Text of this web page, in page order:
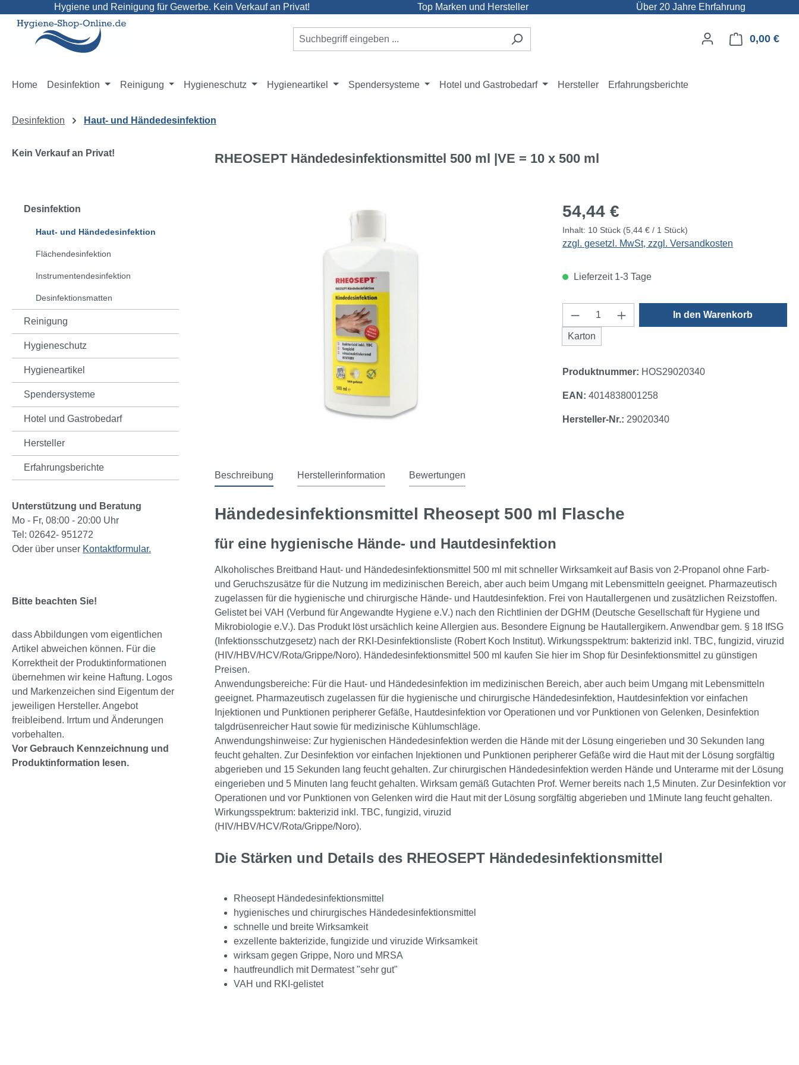
Hauptinhalt springen
Zur Suche springen
Zur Hauptnavigation springen
Hygiene und Reinigung für Gewerbe. Kein Verkauf an Privat! Top Marken und Hersteller Über 20 Jahre Ehrfahrung
0,00 €
Home Desinfektion Reinigung Hygieneschutz Hygieneartikel Spendersysteme Hotel und Gastrobedarf Hersteller Erfahrungsberichte
Desinfektion Haut- und Händedesinfektion
Kein Verkauf an Privat!
Desinfektion
Haut- und Händedesinfektion
Flächendesinfektion
Instrumentendesinfektion
Desinfektionsmatten
Reinigung
Hygieneschutz
Hygieneartikel
Spendersysteme
Hotel und Gastrobedarf
Hersteller
Erfahrungsberichte
Unterstützung und Beratung
Mo - Fr, 08:00 - 20:00 Uhr
Tel: 02642- 951272
Oder über unser Kontaktformular.
Bitte beachten Sie!
dass Abbildungen vom eigentlichen
Artikel abweichen können. Für die
Korrektheit der Produktinformationen
übernehmen wir keine Haftung. Logos
und Markenzeichen sind Eigentum der
jeweiligen Hersteller. Angebot
freibleibend. Irrtum und Änderungen
vorbehalten.
Vor Gebrauch Kennzeichnung und
Produktinformation lesen.
RHEOSEPT Händedesinfektionsmittel 500 ml |VE = 10 x 500 ml
Regulärer Preis:
54,44 €
Inhalt: 10 Stück (5,44 € / 1 Stück)
zzgl. gesetzl. MwSt, zzgl. Versandkosten
Lieferzeit 1-3 Tage
Produkt Anzahl: Gib den
Karton
In den Warenkorb
Produktnummer: HOS29020340
EAN:4014838001258
Hersteller-Nr.: 29020340
Beschreibung Herstellerinformation Bewertungen
Händedesinfektionsmittel Rheosept 500 ml Flasche
für eine hygienische Hände- und Hautdesinfektion
Alkoholisches Breitband Haut- und Händedesinfektionsmittel 500 ml mit schneller Wirksamkeit auf Basis von 2-Propanol ohne Farb-
und Geruchszusätze für die Nutzung im medizinischen Bereich, aber auch beim Umgang mit Lebensmitteln geeignet. Pharmazeutisch
zugelassen für die hygienische und chirurgische Hände- und Hautdesinfektion. Frei von Hautallergenen und zusätzlichen Reizstoffen.
Gelistet bei VAH (Verbund für Angewandte Hygiene e.V.) nach den Richtlinien der DGHM (Deutsche Gesellschaft für Hygiene und
Mikrobiologie e.V.). Das Produkt löst ursächlich keine Allergien aus. Besondere Eignung be Hautallergikern. Anwendbar gem. § 18 IfSG
(Infektionsschutzgesetz) nach der RKI-Desinfektionsliste (Robert Koch Institut). Wirkungsspektrum: bakterizid inkl. TBC, fungizid, viruzid
(HIV/HBV/HCV/Rota/Grippe/Noro). Händedesinfektionsmittel 500 ml kaufen Sie hier im Shop für Desinfektionsmittel zu günstigen
Preisen.
Anwendungsbereiche: Für die Haut- und Händedesinfektion im medizinischen Bereich, aber auch beim Umgang mit Lebensmitteln
geeignet. Pharmazeutisch zugelassen für die hygienische und chirurgische Händedesinfektion, Hautdesinfektion vor einfachen
Injektionen und Punktionen peripherer Gefäße, Hautdesinfektion vor Operationen und vor Punktionen von Gelenken, Desinfektion
talgdrüsenreicher Haut sowie für medizinische Kühlumschläge.
Anwendungshinweise: Zur hygienischen Händedesinfektion werden die Hände mit der Lösung eingerieben und 30 Sekunden lang
feucht gehalten. Zur Desinfektion vor einfachen Injektionen und Punktionen peripherer Gefäße wird die Haut mit der Lösung sorgfältig
abgerieben und 15 Sekunden lang feucht gehalten. Zur chirurgischen Händedesinfektion werden Hände und Unterarme mit der Lösung
eingerieben und 5 Minuten lang feucht gehalten. Wirksam gemäß Gutachten Prof. Werner bereits nach 1,5 Minuten. Zur Desinfektion vor
Operationen und vor Punktionen von Gelenken wird die Haut mit der Lösung sorgfältig abgerieben und 1Minute lang feucht gehalten.
Wirkungsspektrum: bakterizid inkl. TBC, fungizid, viruzid
(HIV/HBV/HCV/Rota/Grippe/Noro).
Die Stärken und Details des RHEOSEPT Händedesinfektionsmittel
Rheosept Händedesinfektionsmittel
hygienisches und chirurgisches Händedesinfektionsmittel
schnelle und breite Wirksamkeit
exzellente bakterizide, fungizide und viruzide Wirksamkeit
wirksam gegen Grippe, Noro und MRSA
hautfreundlich mit Dermatest "sehr gut"
VAH und RKI-gelistet